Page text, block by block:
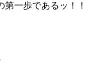
第一歩であるッ！！